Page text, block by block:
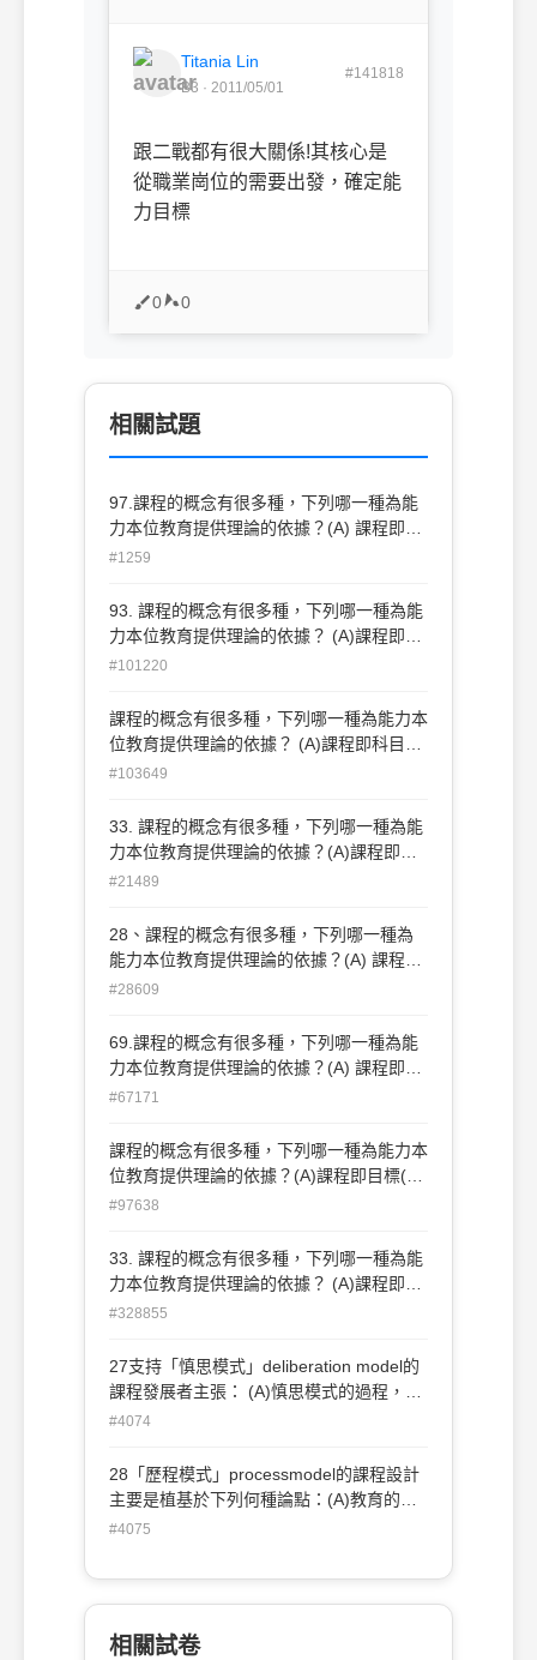
Titania Lin
B3 · 2011/05/01
#141818
跟二戰都有很大關係!其核心是
從職業崗位的需要出發，確定能
力目標
0 0
相關試題
97.課程的概念有很多種，下列哪一種為能
力本位教育提供理論的依據？(A) 課程即目
標 (B)課程即經驗(C)課程即有計劃的學習
#1259
93. 課程的概念有很多種，下列哪一種為能
力本位教育提供理論的依據？ (A)課程即目
標 (B)課程即經驗 (C)課程即有計劃的學習
#101220
課程的概念有很多種，下列哪一種為能力本
位教育提供理論的依據？ (A)課程即科目或
教材 (B)課程即經驗 (C)課程即有計劃的學
#103649
33. 課程的概念有很多種，下列哪一種為能
力本位教育提供理論的依據？(A)課程即科
目或教材 (B)課程即經驗 (C)課程即有計劃
#21489
28、課程的概念有很多種，下列哪一種為
能力本位教育提供理論的依據？(A) 課程即
目標； (B)課程即經驗；(C)課程即有計劃
#28609
69.課程的概念有很多種，下列哪一種為能
力本位教育提供理論的依據？(A) 課程即目
標(B)課程即經驗 (C)課程即有計劃的學習
#67171
課程的概念有很多種，下列哪一種為能力本
位教育提供理論的依據？(A)課程即目標(B)
課程即經驗(C)課程即有計劃的學習機會(D)
#97638
33. 課程的概念有很多種，下列哪一種為能
力本位教育提供理論的依據？ (A)課程即科
目或教材 (B)課程即經驗 (C)課程即有計劃
#328855
27支持「慎思模式」deliberation model的
課程發展者主張： (A)慎思模式的過程，乃
是一種技術性的直線行動； (B)透過慎思，
考、回饋與調整的科學化過程； (D)慎思模
式具有立場堅定、不公開的特性。
#4074
28「歷程模式」processmodel的課程設計
主要是植基於下列何種論點：(A)教育的功
能在於發展客觀、永恆的知識；(B)學校課
學習活動；(C)知識是經由個體與環境交互
作用的經驗中建構而來；(D)學校的教育目
#4075
相關試卷